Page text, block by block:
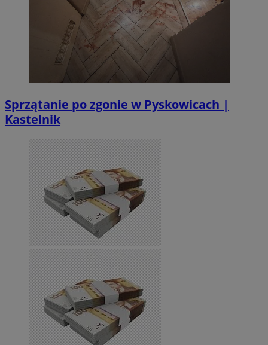
Sprzątanie po zgonie w Pyskowicach |
Kastelnik